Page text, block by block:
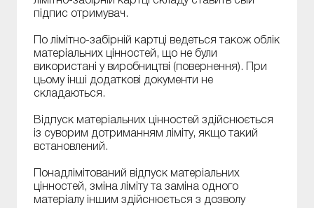
підпис отримувач.
По лімітно-забірній картці ведеться також облік
матеріальних цінностей, що не були
використані у виробництві (повернення). При
цьому інші додаткові документи не
складаються.
Відпуск матеріальних цінностей здійснюється
із суворим дотриманням ліміту, якщо такий
встановлений.
Понадлімітований відпуск матеріальних
цінностей, зміна ліміту та заміна одного
матеріалу іншим здійснюється з дозволу